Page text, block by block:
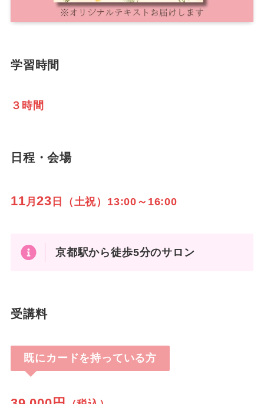
学習時間
３時間
日程・会場
11 月23 日（土祝）13:00～16:00
京都駅から徒歩5分のサロン
受講料
既にカードを持っている方